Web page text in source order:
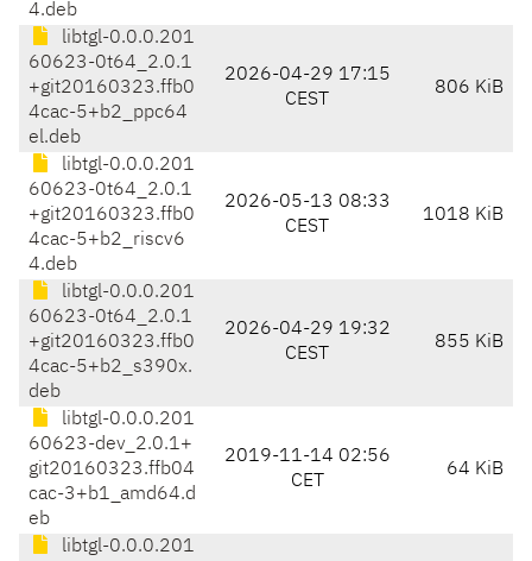
4.deb
libtgl-0.0.0.201
60623-0t64_2.0.1
+git20160323.ffb0
4cac-5+b2_ppc64
el.deb
2026-04-29 17:15
CEST
806 KiB
libtgl-0.0.0.201
60623-0t64_2.0.1
+git20160323.ffb0
4cac-5+b2_riscv6
4.deb
2026-05-13 08:33
CEST
1018 KiB
libtgl-0.0.0.201
60623-0t64_2.0.1
+git20160323.ffb0
4cac-5+b2_s390x.
deb
2026-04-29 19:32
CEST
855 KiB
libtgl-0.0.0.201
60623-dev_2.0.1+
git20160323.ffb04
cac-3+b1_amd64.d
eb
2019-11-14 02:56
CET
64 KiB
libtgl-0.0.0.201